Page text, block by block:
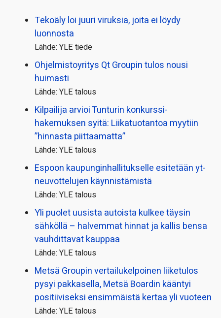
Tekoäly loi juuri viruksia, joita ei löydy
luonnosta
Lähde: YLE tiede
Ohjelmistoyritys Qt Groupin tulos nousi
huimasti
Lähde: YLE talous
Kilpailija arvioi Tunturin konkurssi­
hakemuksen syitä: Liikatuotantoa myytiin
”hinnasta piittaamatta”
Lähde: YLE talous
Espoon kaupungin­hallitukselle esitetään yt-
neuvottelujen käynnistämistä
Lähde: YLE talous
Yli puolet uusista autoista kulkee täysin
sähköllä – halvemmat hinnat ja kallis bensa
vauhdittavat kauppaa
Lähde: YLE talous
Metsä Groupin vertailu­kelpoinen liiketulos
pysyi pakkasella, Metsä Boardin kääntyi
positiiviseksi ensimmäistä kertaa yli vuoteen
Lähde: YLE talous